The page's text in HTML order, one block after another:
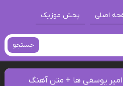
اصلی پخش موزیک
جستجو
امیر یوسفی ها + متن آهنگ